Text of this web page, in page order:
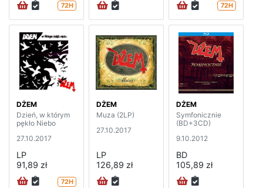
72H 72H
DŻEM
Dzień, w którym
pękło Niebo
27.10.2017
LP
91,89 zł
72H
DŻEM
Muza (2LP)
27.10.2017
LP
126,89 zł
DŻEM
Symfonicznie
(BD+3CD)
9.10.2012
BD
105,89 zł